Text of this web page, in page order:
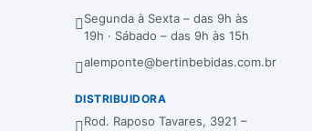
Segunda à Sexta – das 9h às
19h · Sábado – das 9h às 15h
alemponte@bertinbebidas.com.br
DISTRIBUIDORA
Rod. Raposo Tavares, 3921 –